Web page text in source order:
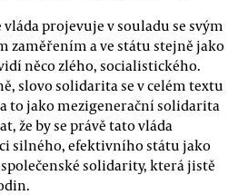
vláda projevuje v souladu se svým
zaměřením a ve státu stejně jako
něco zlého, socialistického.
slovo solidarita se v celém textu
to jako mezigenerační solidarita
že by se právě tato vláda
silného, efektivního státu jako
solidarity, která jistě